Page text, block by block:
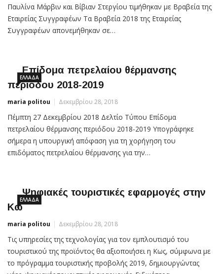
Παυλίνα Μάρβιν και Βίβιαν Στεργίου τιμήθηκαν με Βραβεία της
Εταιρείας Συγγραφέων Τα Βραβεία 2018 της Εταιρείας
Συγγραφέων απονεμήθηκαν σε…
ΕΛΛΆΔΑ
Επίδομα πετρελαίου θέρμανσης
περιόδου 2018-2019
maria politou Δεκεμβρίου 28, 2018
Πέμπτη 27 Δεκεμβρίου 2018 Δελτίο Τύπου Επίδομα
πετρελαίου θέρμανσης περιόδου 2018-2019 Υπογράφηκε
σήμερα η υπουργική απόφαση για τη χορήγηση του
επιδόματος πετρελαίου θέρμανσης για την…
ΕΛΛΆΔΑ
Ψηφιακές τουριστικές εφαρμογές στην
Κω
maria politou Δεκεμβρίου 28, 2018
Τις υπηρεσίες της τεχνολογίας για τον εμπλουτισμό του
τουριστικού της προϊόντος θα αξιοποιήσει η Κως, σύμφωνα με
το πρόγραμμα τουριστικής προβολής 2019, δημιουργώντας